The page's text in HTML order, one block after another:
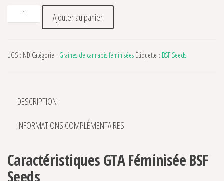
quantité de GTA Féminisée BSF Seeds
Ajouter au panier
UGS : ND Catégorie : Graines de cannabis féminisées Étiquette : BSF Seeds
DESCRIPTION
INFORMATIONS COMPLÉMENTAIRES
Caractéristiques GTA Féminisée BSF
Seeds